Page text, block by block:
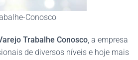
Conosco
Trabalhe Conosco, a empresa
de diversos níveis e hoje mais